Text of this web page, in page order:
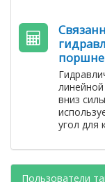
вниз
угол для
Пользователи